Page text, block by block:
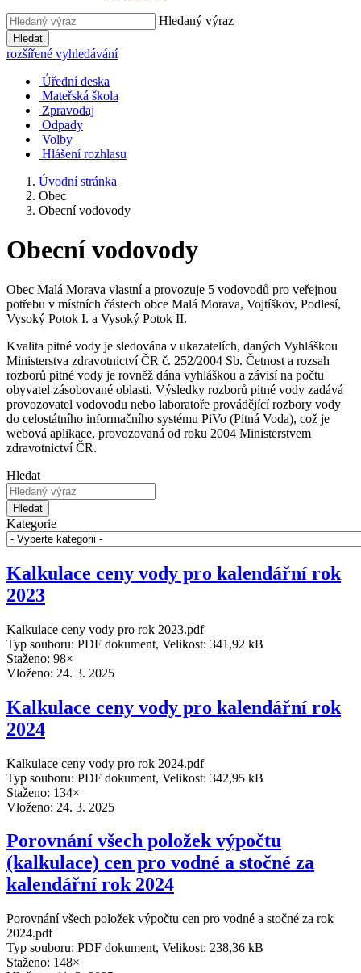
Hledaný výraz
Hledat
rozšířené vyhledávání
Úřední deska
Mateřská škola
Zpravodaj
Odpady
Volby
Hlášení rozhlasu
Úvodní stránka
Obec
Obecní vodovody
Obecní vodovody
Obec Malá Morava vlastní a provozuje 5 vodovodů pro veřejnou
potřebu v místních částech obce Malá Morava, Vojtíškov, Podlesí,
Vysoký Potok I. a Vysoký Potok II.
Kvalita pitné vody je sledována v ukazatelích, daných Vyhláškou
Ministerstva zdravotnictví ČR č. 252/2004 Sb. Četnost a rozsah
rozborů pitné vody je rovněž dána vyhláškou a závisí na počtu
obyvatel zásobované oblasti. Výsledky rozborů pitné vody zadává
provozovatel vodovodu nebo laboratoře provádějící rozbory vody
do celostátního informačního systému PiVo (Pitná Voda), což je
webová aplikace, provozovaná od roku 2004 Ministerstvem
zdravotnictví ČR.
Hledat
Hledat
Kategorie
Kalkulace ceny vody pro kalendářní rok
2023
Kalkulace ceny vody pro rok 2023.pdf
Typ souboru: PDF dokument, Velikost: 341,92 kB
Staženo: 98×
Vloženo: 24. 3. 2025
Kalkulace ceny vody pro kalendářní rok
2024
Kalkulace ceny vody pro rok 2024.pdf
Typ souboru: PDF dokument, Velikost: 342,95 kB
Staženo: 134×
Vloženo: 24. 3. 2025
Porovnání všech položek výpočtu
(kalkulace) cen pro vodné a stočné za
kalendářní rok 2024
Porovnání všech položek výpočtu cen pro vodné a stočné za rok
2024.pdf
Typ souboru: PDF dokument, Velikost: 238,36 kB
Staženo: 148×